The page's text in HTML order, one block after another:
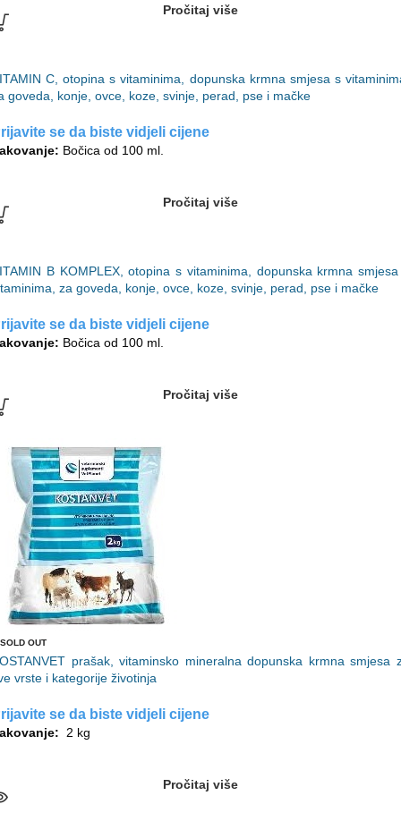
Pročitaj više
C, otopina s vitaminima, dopunska krmna smjesa s
goveda, konje, ovce, koze, svinje, perad, pse i mačke
se da biste vidjeli cijene
Bočica od 100 ml.
Pročitaj više
B KOMPLEX, otopina s vitaminima, dopunska krmna
za goveda, konje, ovce, koze, svinje, perad, pse i mačke
se da biste vidjeli cijene
Bočica od 100 ml.
Pročitaj više
SOLD OUT
prašak, vitaminsko mineralna dopunska krmna smjesa
vrste i kategorije životinja
se da biste vidjeli cijene
2 kg
Pročitaj više